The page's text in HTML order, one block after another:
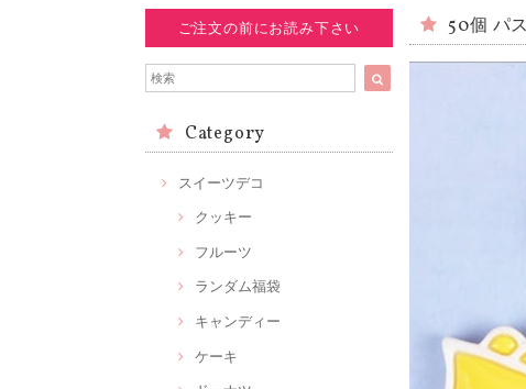
ご注文の前にお読み下さい
Category
スイーツデコ
クッキー
フルーツ
ランダム福袋
キャンディー
ケーキ
50個 パ